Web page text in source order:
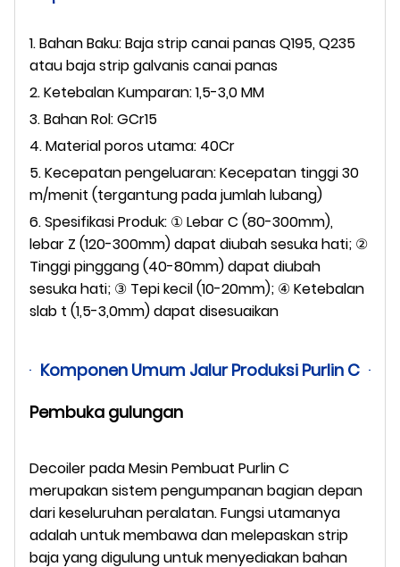
1. Bahan Baku: Baja strip canai panas Q195, Q235
atau baja strip galvanis canai panas
2. Ketebalan Kumparan: 1,5-3,0 MM
3. Bahan Rol: GCr15
4. Material poros utama: 40Cr
5. Kecepatan pengeluaran: Kecepatan tinggi 30
m/menit (tergantung pada jumlah lubang)
6. Spesifikasi Produk: ① Lebar C (80-300mm),
lebar Z (120-300mm) dapat diubah sesuka hati; ②
Tinggi pinggang (40-80mm) dapat diubah
sesuka hati; ③ Tepi kecil (10-20mm); ④ Ketebalan
slab t (1,5-3,0mm) dapat disesuaikan
Komponen Umum Jalur Produksi Purlin C
Pembuka gulungan
Decoiler pada Mesin Pembuat Purlin C
merupakan sistem pengumpanan bagian depan
dari keseluruhan peralatan. Fungsi utamanya
adalah untuk membawa dan melepaskan strip
baja yang digulung untuk menyediakan bahan